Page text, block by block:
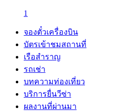
1
จองตั๋วเครื่องบิน
บัตรเข้าชมสถานที่
เรือสำราญ
รถเช่า
บทความท่องเที่ยว
บริการยื่นวีซ่า
ผลงานที่ผ่านมา